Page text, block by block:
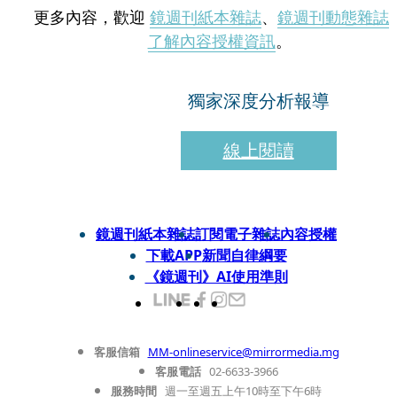
更多內容，歡迎 鏡週刊紙本雜誌、 鏡週刊動態雜誌
了解內容授權資訊。
獨家深度分析報導
線上閱讀
鏡週刊紙本雜誌訂閱電子雜誌內容授權
下載APP新聞自律綱要
《鏡週刊》AI使用準則
客服信箱 MM-onlineservice@mirrormedia.mg
客服電話 02-6633-3966
服務時間 週一至週五上午10時至下午6時